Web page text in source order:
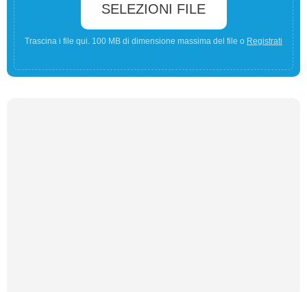
SELEZIONI FILE
Trascina i file qui. 100 MB di dimensione massima del file o Registrati